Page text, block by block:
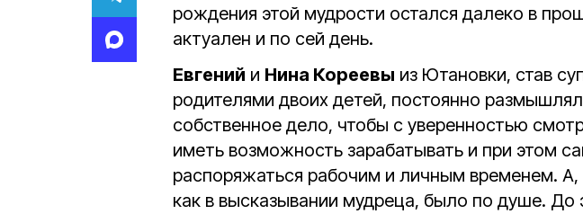
рождения этой мудрости остался далеко в
актуален и по сей день.
Евгений и Нина Кореевы из Ютановки, став
родителями двоих детей, постоянно
собственное дело, чтобы с уверенностью
иметь возможность зарабатывать и при этом
распоряжаться рабочим и личным временем. А,
как в высказывании мудреца, было по душе. До